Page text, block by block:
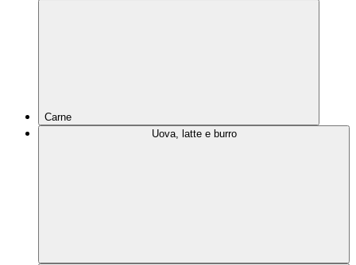
Carne
Uova, latte e burro